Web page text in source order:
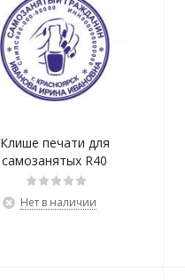
Клише печати для
самозанятых R40
Нет в наличии